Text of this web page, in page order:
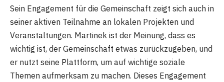
Sein Engagement für die Gemeinschaft zeigt sich auch in
seiner aktiven Teilnahme an lokalen Projekten und
Veranstaltungen. Martinek ist der Meinung, dass es
wichtig ist, der Gemeinschaft etwas zurückzugeben, und
er nutzt seine Plattform, um auf wichtige soziale
Themen aufmerksam zu machen. Dieses Engagement